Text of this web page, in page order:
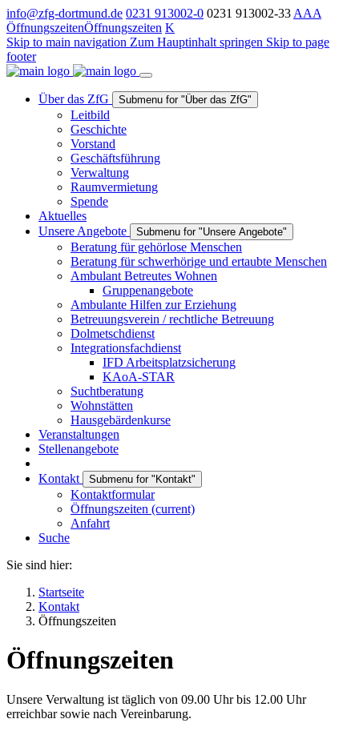
info@zfg-dortmund.de 0231 913002-0 0231 913002-33 AAA
ÖffnungszeitenÖffnungszeiten K
Skip to main navigation Zum Hauptinhalt springen Skip to page
footer
Über das ZfG Submenu for "Über das ZfG"
Leitbild
Geschichte
Vorstand
Geschäftsführung
Verwaltung
Raumvermietung
Spende
Aktuelles
Unsere Angebote
Submenu for "Unsere Angebote"
Beratung für gehörlose Menschen
Beratung für schwerhörige und ertaubte Menschen
Ambulant Betreutes Wohnen
Gruppenangebote
Ambulante Hilfen zur Erziehung
Betreuungsverein / rechtliche Betreuung
Dolmetschdienst
Integrationsfachdienst
IFD Arbeitsplatzsicherung
KAoA-STAR
Suchtberatung
Wohnstätten
Hausgebärdenkurse
Veranstaltungen
Stellenangebote
Kontakt Submenu for "Kontakt"
Kontaktformular
Öffnungszeiten (current)
Anfahrt
Suche
Sie sind hier:
Startseite
Kontakt
Öffnungszeiten
Öffnungszeiten
Unsere Verwaltung ist täglich von 09.00 Uhr bis 12.00 Uhr
erreichbar sowie nach Vereinbarung.